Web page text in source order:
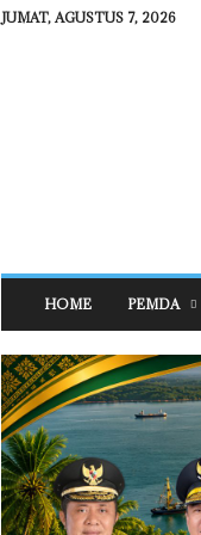
JUMAT, AGUSTUS 7, 2026
H
A
T
N
E
W
S
HOME PEMDA